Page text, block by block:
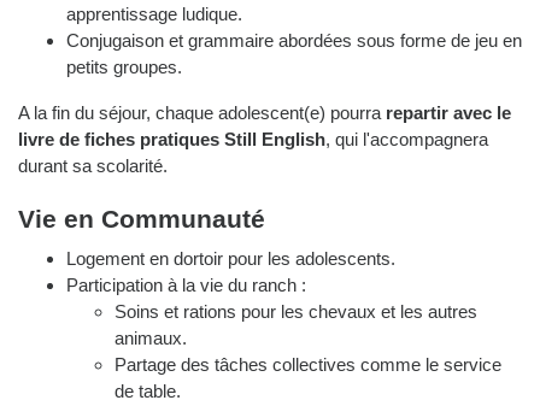
apprentissage ludique.
Conjugaison et grammaire abordées sous forme de jeu en
petits groupes.
A la fin du séjour, chaque adolescent(e) pourra repartir avec le
livre de fiches pratiques Still English, qui l'accompagnera
durant sa scolarité.
Vie en Communauté
Logement en dortoir pour les adolescents.
Participation à la vie du ranch :
Soins et rations pour les chevaux et les autres
animaux.
Partage des tâches collectives comme le service
de table.